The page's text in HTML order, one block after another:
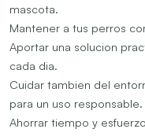
mascota.
Mantener a tus perros
Aportar una solucion
cada dia.
Cuidar tambien del
para un uso responsable.
Ahorrar tiempo y